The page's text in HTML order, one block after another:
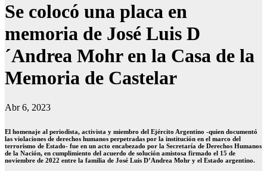
Se colocó una placa en
memoria de José Luis D
´Andrea Mohr en la Casa de la
Memoria de Castelar
Abr 6, 2023
El homenaje al periodista, activista y miembro del Ejército Argentino -quien documentó
las violaciones de derechos humanos perpetradas por la institución en el marco del
terrorismo de Estado- fue en un acto encabezado por la Secretaría de Derechos Humanos
de la Nación, en cumplimiento del acuerdo de solución amistosa firmado el 15 de
noviembre de 2022 entre la familia de José Luis D’Andrea Mohr y el Estado argentino.